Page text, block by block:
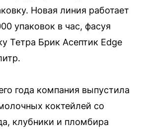
Новая линия работает
упаковок в час, фасуя
Тетра Брик Асептик Edge
года компания выпустила
коктейлей со
клубники и пломбира